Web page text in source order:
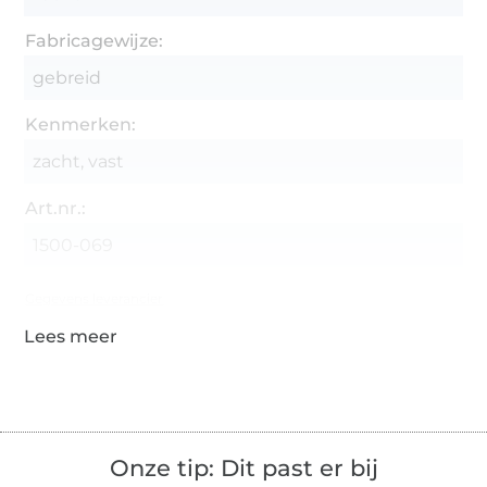
Fabricagewijze:
gebreid
Kenmerken:
zacht, vast
Art.nr.:
Onze tip: Dit past er bij